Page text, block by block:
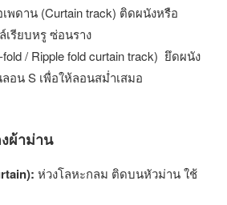
พดาน (Curtain track) ติดผนังหรือ
เรียบหรู ซ่อนราง
/ Ripple fold curtain track) ยึดผนัง
อน S เพื่อให้ลอนสม่ำเสมอ
ผ้าม่าน
): ห่วงโลหะกลม ติดบนหัวม่าน ใช้